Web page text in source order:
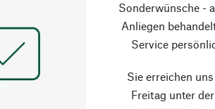
Sonderwünsche -
Anliegen
Service
Sie erreichen
Freitag unter